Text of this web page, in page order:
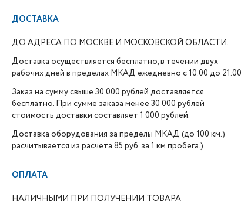
ДОСТАВКА
ДО АДРЕСА ПО МОСКВЕ И МОСКОВСКОЙ ОБЛАСТИ.
Доставка осуществляется бесплатно, в течении двух
рабочих дней в пределах МКАД ежедневно с 10.00 до
Заказ на сумму свыше 30 000 рублей доставляется
бесплатно. При сумме заказа менее 30 000 рублей
стоимость доставки составляет 1 000 рублей.
Доставка оборудования за пределы МКАД (до 100 км.)
расчитывается из расчета 85 руб. за 1 км пробега.)
ОПЛАТА
НАЛИЧНЫМИ ПРИ ПОЛУЧЕНИИ ТОВАРА